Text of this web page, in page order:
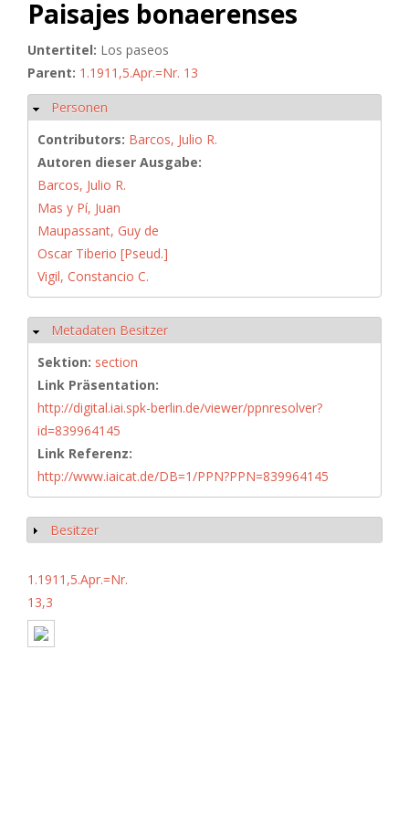
Paisajes bonaerenses
Untertitel: Los paseos
Parent: 1.1911,5.Apr.=Nr. 13
Hide
Personen
Contributors: Barcos, Julio R.
Autoren dieser Ausgabe:
Barcos, Julio R.
Mas y Pí, Juan
Maupassant, Guy de
Oscar Tiberio [Pseud.]
Vigil, Constancio C.
Hide
Metadaten Besitzer
Sektion: section
Link Präsentation:
http://digital.iai.spk-berlin.de/viewer/ppnresolver?
id=839964145
Link Referenz:
http://www.iaicat.de/DB=1/PPN?PPN=839964145
Show
Besitzer
1.1911,5.Apr.=Nr.
13,3